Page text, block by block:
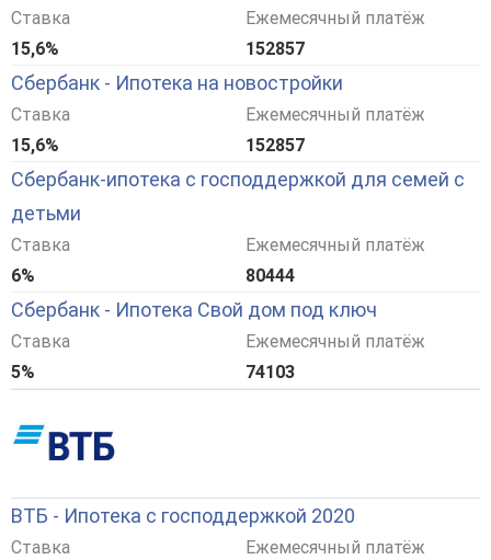
Ставка
15,6%
Ежемесячный платёж
152857
Сбербанк - Ипотека на новостройки
Ставка
15,6%
Ежемесячный платёж
152857
Сбербанк-ипотека с господдержкой для семей с
детьми
Ставка
6%
Ежемесячный платёж
80444
Сбербанк - Ипотека Свой дом под ключ
Ставка
5%
Ежемесячный платёж
74103
ВТБ - Ипотека с господдержкой 2020
Ставка
Ежемесячный платёж